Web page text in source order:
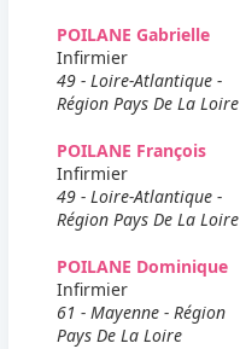
POILANE Gabrielle
Infirmier
49 - Loire-Atlantique -
Région Pays De La Loire
POILANE François
Infirmier
49 - Loire-Atlantique -
Région Pays De La Loire
POILANE Dominique
Infirmier
61 - Mayenne - Région
Pays De La Loire